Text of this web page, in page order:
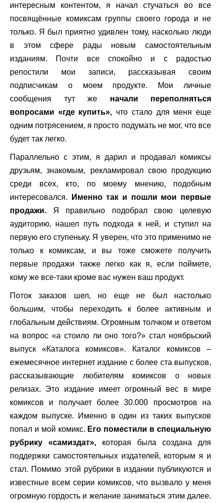
интересным контентом, я начал стучаться во все
посвящённые комиксам группы своего города и не
только. Я был приятно удивлен тому, насколько люди
в этом сфере рады новым самостоятельным
изданиям. Почти все спокойно и с радостью
репостили мои записи, рассказывая своим
подписчикам о моем продукте. Мои личные
сообщения тут же начали переполняться
вопросами «где купить», что стало для меня еще
одним потрясением, я просто подумать не мог, что все
будет так легко.
Параллельно с этим, я дарил и продавал комиксы
друзьям, знакомым, рекламировал свою продукцию
среди всех, кто, по моему мнению, подобным
интересовался.
Именно так и пошли мои первые
продажи. Я правильно подобрал свою целевую
аудиторию, нашел путь подхода к ней, и ступил на
первую его ступеньку. Я уверен, что это применимо не
только к комиксам, и вы тоже сможете получить
первые продажи также легко как я, если поймете,
кому же все-таки кроме вас нужен ваш продукт.
Поток заказов шел, но еще не был настолько
большим, чтобы переходить к более активным и
глобальным действиям. Огромным толчком и ответом
на вопрос «а стоило ли оно того?» стал ноябрьский
выпуск «Каталога комиксов». Каталог комиксов –
ежемесячное интернет издание с более ста выпусков,
рассказывающие любителям комиксов о новых
релизах. Это издание имеет огромный вес в мире
комиксов и получает более 30.000 просмотров на
каждом выпуске. Именно в один из таких выпусков
попал и мой комикс. Его поместили в специальную
рубрику «самиздат», которая была создана для
поддержки самостоятельных издателей, которым я и
стал. Помимо этой рубрики в издании публикуются и
известные всем серии комиксов, что вызвало у меня
огромную гордость и желание заниматься этим далее.